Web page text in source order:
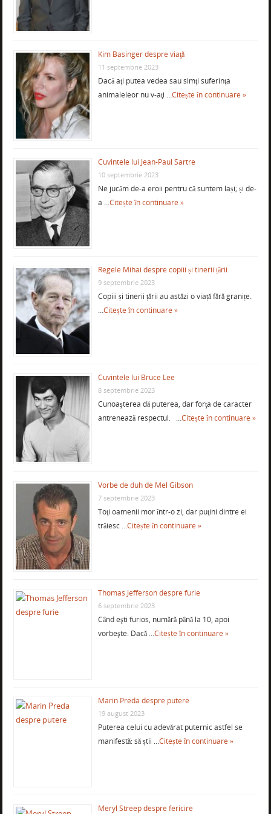
Kim Basinger despre viaţă
11 septembrie 2023
Dacă aţi putea vedea sau simţi suferinţa
animaleleor nu v-aţi …Citește în continuare »
Cuvintele lui Jean-Paul Sartre
10 septembrie 2023
Ne jucăm de-a eroii pentru că suntem lași; și de-
a …Citește în continuare »
Regele Mihai despre copiii și tinerii țării
9 septembrie 2023
Copiii și tinerii țării au astăzi o viață fără granițe.
…Citește în continuare »
Cuvintele lui Bruce Lee
8 septembrie 2023
Cunoaşterea dă puterea, dar forţa de caracter
antrenează respectul. …Citește în continuare »
Vorbe de duh de Mel Gibson
7 septembrie 2023
Toţi oamenii mor într-o zi, dar puţini dintre ei
trăiesc …Citește în continuare »
Thomas Jefferson despre furie
6 septembrie 2023
Când eşti furios, numără până la 10, apoi
vorbeşte. Dacă …Citește în continuare »
Marin Preda despre putere
19 august 2023
Puterea celui cu adevărat puternic astfel se
manifestă: să știi …Citește în continuare »
Meryl Streep despre fericire